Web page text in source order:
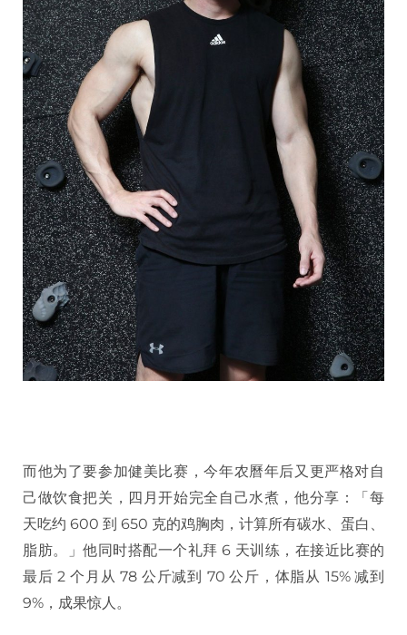
而他为了要参加健美比赛，今年农曆年后又更严格对自
己做饮食把关，四月开始完全自己水煮，他分享：「每
天吃约 600 到 650 克的鸡胸肉，计算所有碳水、蛋白、
脂肪。」他同时搭配一个礼拜 6 天训练，在接近比赛的
最后 2 个月从 78 公斤减到 70 公斤，体脂从 15% 减到
9%，成果惊人。